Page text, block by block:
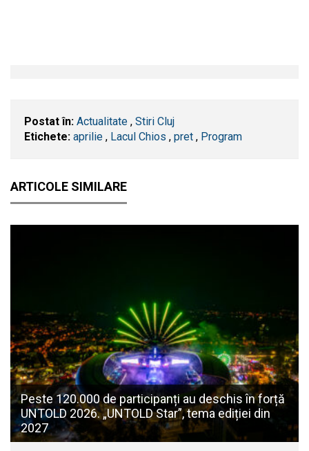
Postat în: Actualitate , Stiri Cluj
Etichete: aprilie , Lacul Chios , pret , Program
ARTICOLE SIMILARE
Peste 120.000 de participanți au deschis în forță
UNTOLD 2026. „UNTOLD Star”, tema ediției din
2027